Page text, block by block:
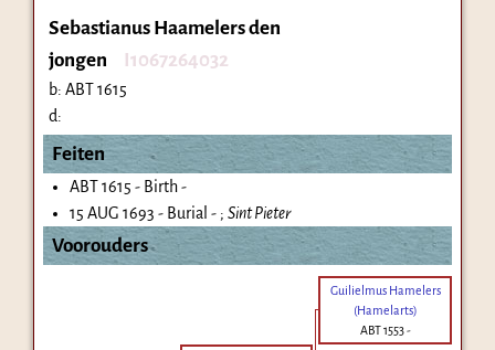
Sebastianus Haamelers den
jongen
I1067264032
b: ABT 1615
d:
Feiten
ABT 1615 - Birth -
15 AUG 1693 - Burial - ; Sint Pieter
Voorouders
Guilielmus Hamelers
(Hamelarts)
ABT 1553-